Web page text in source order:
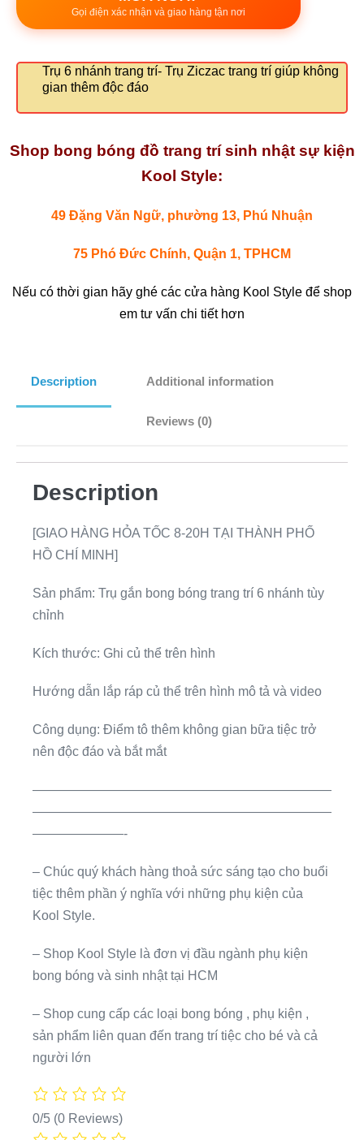
Gọi điện xác nhận và giao hàng tận nơi
Trụ 6 nhánh trang trí- Trụ Ziczac trang trí giúp không
gian thêm độc đáo
Shop bong bóng đồ trang trí sinh nhật sự kiện
Kool Style:
49 Đặng Văn Ngữ, phường 13, Phú Nhuận
75 Phó Đức Chính, Quận 1, TPHCM
Nếu có thời gian hãy ghé các cửa hàng Kool Style để shop
em tư vấn chi tiết hơn
Description Additional information
Reviews (0)
Description
[GIAO HÀNG HỎA TỐC 8-20H TẠI THÀNH PHỐ
HỒ CHÍ MINH]
Sản phẩm: Trụ gắn bong bóng trang trí 6 nhánh tùy
chỉnh
Kích thước: Ghi củ thể trên hình
Hướng dẫn lắp ráp củ thể trên hình mô tả và video
Công dụng: Điểm tô thêm không gian bữa tiệc trở
nên độc đáo và bắt mắt
———————————————————————
———————————————————————
———————-
– Chúc quý khách hàng thoả sức sáng tạo cho buổi
tiệc thêm phần ý nghĩa với những phụ kiện của
Kool Style.
– Shop Kool Style là đơn vị đầu ngành phụ kiện
bong bóng và sinh nhật tại HCM
– Shop cung cấp các loại bong bóng , phụ kiện ,
sản phẩm liên quan đến trang trí tiệc cho bé và cả
người lớn
0/5 (0 Reviews)